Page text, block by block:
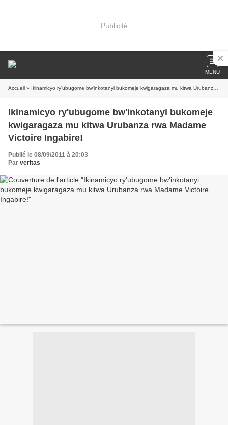
Publicité
MENU
Accueil » Ikinamicyo ry'ubugome bw'inkotanyi bukomeje kwigaragaza mu kitwa Urubanza rwa Madame Victoire Ingabire!
Ikinamicyo ry'ubugome bw'inkotanyi bukomeje
kwigaragaza mu kitwa Urubanza rwa Madame
Victoire Ingabire!
Publié le 08/09/2011 à 20:03
Par veritas